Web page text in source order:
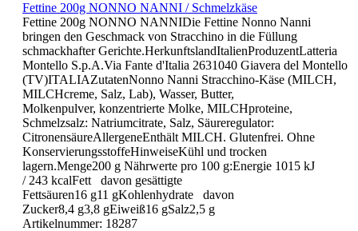
Fettine 200g NONNO NANNI / Schmelzkäse
Fettine 200g NONNO NANNIDie Fettine Nonno Nanni
bringen den Geschmack von Stracchino in die Füllung
schmackhafter Gerichte.HerkunftslandItalienProduzentLatteria
Montello S.p.A.Via Fante d'Italia 2631040 Giavera del Montello
(TV)ITALIAZutatenNonno Nanni Stracchino-Käse (MILCH,
MILCHcreme, Salz, Lab), Wasser, Butter,
Molkenpulver, konzentrierte Molke, MILCHproteine,
Schmelzsalz: Natriumcitrate, Salz, Säureregulator:
CitronensäureAllergeneEnthält MILCH. Glutenfrei. Ohne
KonservierungsstoffeHinweiseKühl und trocken
lagern.Menge200 g Nährwerte pro 100 g:Energie 1015 kJ
/ 243 kcalFett davon gesättigte
Fettsäuren16 g11 gKohlenhydrate davon
Zucker8,4 g3,8 gEiweiß16 gSalz2,5 g
Artikelnummer: 18287